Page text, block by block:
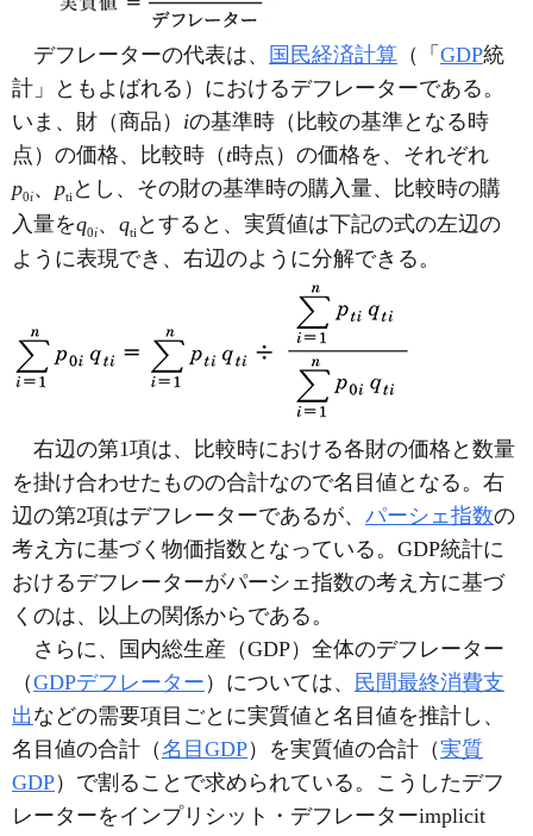
デフレーターの代表は、 国民経済計算 （「 GDP統
計」ともよばれる）におけるデフレーターである。
いま、財（商品） iの基準時（比較の基準となる時
点）の価格、比較時（t時点）の価格を、それぞれ
p0i、 pti とし、その財の基準時の購入量、比較時の購
入量をq0i、 qti とすると、実質値は下記の式の左辺の
ように表現でき、右辺のように分解できる。
右辺の第1項は、比較時における各財の価格と数量
を掛け合わせたものの合計なので名目値となる。右
辺の第2項はデフレーターであるが、 パーシェ指数の
考え方に基づく物価指数となっている。GDP統計に
おけるデフレーターがパーシェ指数の考え方に基づ
くのは、以上の関係からである。
さらに、国内総生産（GDP）全体のデフレーター
（GDPデフレーター ）については、 民間最終消費支
出などの需要項目ごとに実質値と名目値を推計し、
名目値の合計（名目GDP）を実質値の合計（実質
GDP）で割ることで求められている。こうしたデフ
レーターをインプリシット・デフレーターimplicit